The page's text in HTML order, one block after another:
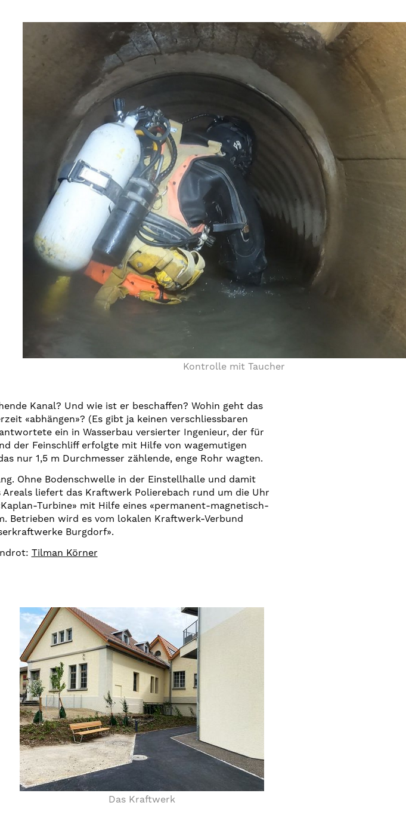
Kontrolle mit Taucher
Kanal? Und wie ist er beschaffen? Wohin geht das
«abhängen»? (Es gibt ja keinen verschliessbaren
ein in Wasserbau versierter Ingenieur, der für
der Feinschliff erfolgte mit Hilfe von wagemutigen
nur 1,5 m Durchmesser zählende, enge Rohr wagten.
Ohne Bodenschwelle in der Einstellhalle und damit
liefert das Kraftwerk Polierebach rund um die Uhr
Turbine» mit Hilfe eines «permanent-magnetisch-
Betrieben wird es vom lokalen Kraftwerk-Verbund
Burgdorf».
Tilman Körner
Das Kraftwerk